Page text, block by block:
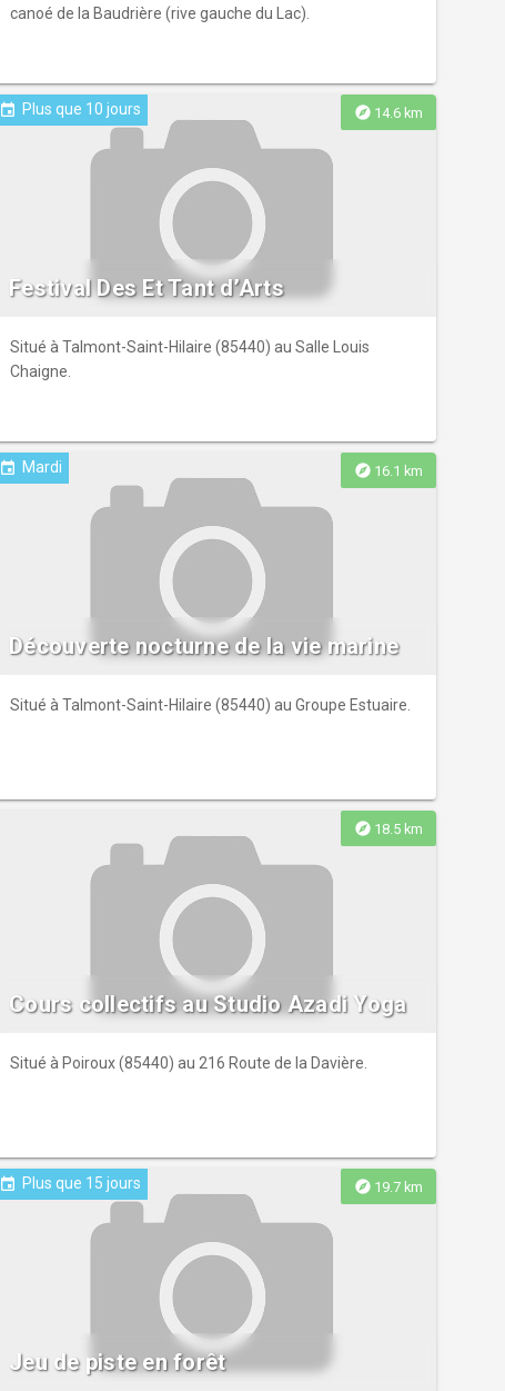
canoé de la Baudrière (rive gauche du Lac).
explore 14.6 km
event Plus que 10 jours
Festival Des Et Tant d’Arts
Situé à Talmont-Saint-Hilaire (85440) au Salle Louis
Chaigne.
explore 16.1 km
event Mardi
Découverte nocturne de la vie marine
Situé à Talmont-Saint-Hilaire (85440) au Groupe Estuaire.
explore 18.5 km
Cours collectifs au Studio Azadi Yoga
Situé à Poiroux (85440) au 216 Route de la Davière.
explore 19.7 km
event Plus que 15 jours
Jeu de piste en forêt